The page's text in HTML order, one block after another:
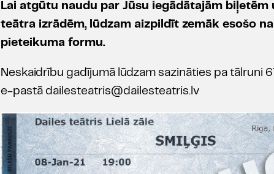
Lai atgūtu naudu par Jūsu iegādātajām biļetēm
teātra izrādēm, lūdzam aizpildīt zemāk esošo
pieteikuma formu.
Neskaidrību gadījumā lūdzam sazināties pa tālruni
e-pastā dailesteatris@dailesteatris.lv